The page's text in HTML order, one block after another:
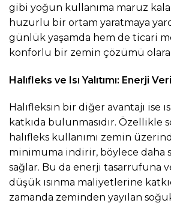
gibi yoğun kullanıma maruz
huzurlu bir ortam yaratmaya
günlük yaşamda hem de ticari
konforlu bir zemin çözümü
Halıfleks ve Isı Yalıtımı: Enerji
Halıfleksin bir diğer avantajı ise
katkıda bulunmasıdır. Özellikle
halıfleks kullanımı zemin
minimuma indirir, böylece daha
sağlar. Bu da enerji tasarrufuna
düşük ısınma maliyetlerine
zamanda zeminden yayılan